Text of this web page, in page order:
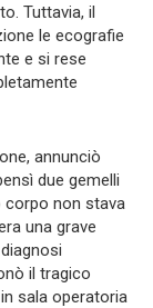
Tuttavia, il
le ecografie
e si rese
annunciò
due gemelli
non stava
una grave
il tragico
sala operatoria